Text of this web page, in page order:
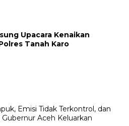
Upacara Kenaikan
Tanah Karo